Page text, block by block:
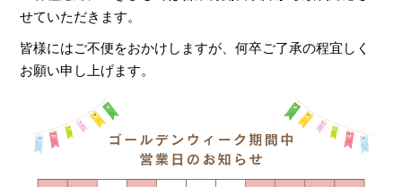
せていただきます。
皆様にはご不便をおかけしますが、何卒ご了承の程宜しく
お願い申し上げます。